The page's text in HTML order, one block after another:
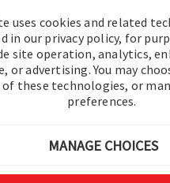
uses cookies and related
in our privacy policy, for
site operation, analytics,
or advertising. You may
of these technologies, or
preferences.
MANAGE CHOICES
© 2016-2026 操作技术有限
版权所有